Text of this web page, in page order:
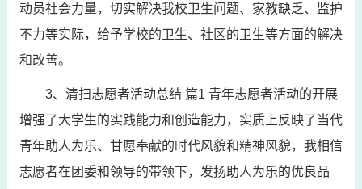
动员社会力量，切实解决我校卫生问题、家教缺乏、监护
不力等实际，给予学校的卫生、社区的卫生等方面的解决
和改善。
3、清扫志愿者活动总结 篇1 青年志愿者活动的开展
增强了大学生的实践能力和创造能力，实质上反映了当代
青年助人为乐、甘愿奉献的时代风貌和精神风貌，我相信
志愿者在团委和领导的带领下，发扬助人为乐的优良品